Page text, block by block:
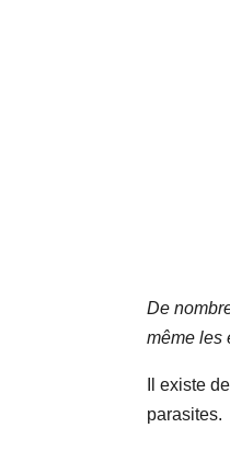
De
même les
Il existe
parasites.